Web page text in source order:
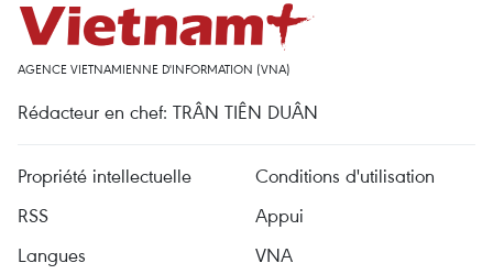
AGENCE VIETNAMIENNE D'INFORMATION (VNA)
Rédacteur en chef: TRÂN TIÊN DUÂN
Propriété intellectuelle
Conditions d'utilisation
RSS
Appui
Langues
VNA